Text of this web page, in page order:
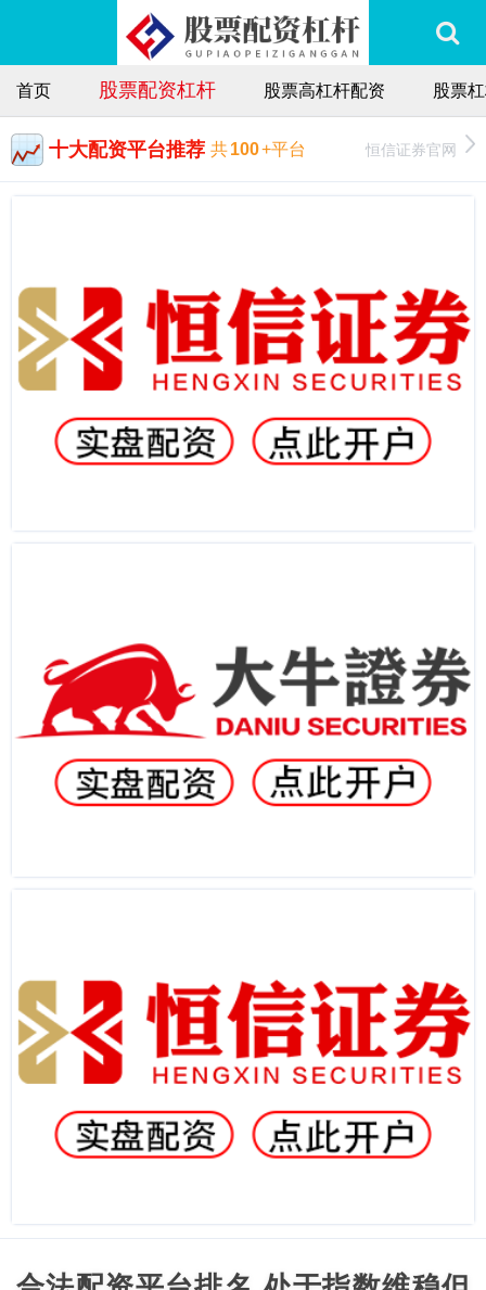
首页 股票配资杠杆 股票高杠杆配资 股票
十大配资平台推荐 共100+平台 恒信证券官网